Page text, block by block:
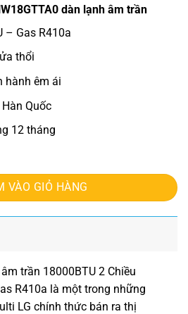
dàn lạnh âm trần
– Gas R410a
thổi
hành êm ái
Quốc
12 tháng
2 Chiều AMNW18GTTA0 số
VÀO GIỎ HÀNG
trần 18000BTU 2 Chiều
R410a là một trong những
LG chính thức bán ra thị